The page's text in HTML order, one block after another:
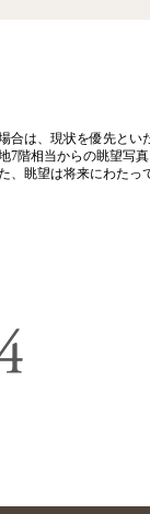
合は、現状を優先とい
7階相当からの眺望写
、眺望は将来にわた